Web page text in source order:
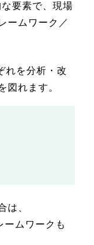
要素で、現場
ームワーク／
れを分析・改
図れます。
は、
ームワークも